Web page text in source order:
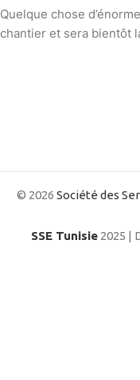
Quelque chose
chantier et sera bientôt
© 2026 Société des
SSE Tunisie 2025 |